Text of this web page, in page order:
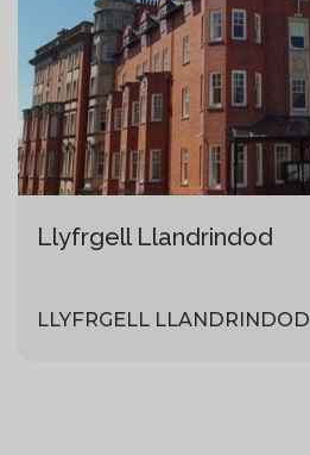
Llyfrgell Llandrindod
LLYFRGELL LLANDRINDOD